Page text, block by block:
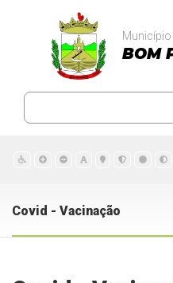
Município
BOM
Covid - Vacinação